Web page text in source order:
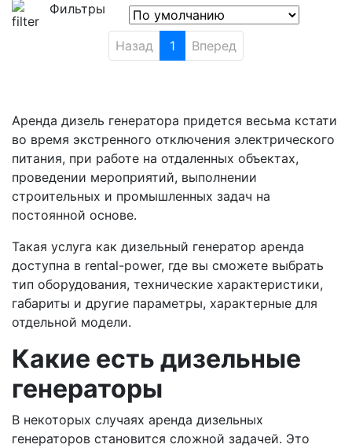
Фильтры
Назад 1 Вперед
Аренда дизель генератора придется весьма кстати
во время экстренного отключения электрического
питания, при работе на отдаленных объектах,
проведении мероприятий, выполнении
строительных и промышленных задач на
постоянной основе.
Такая услуга как дизельный генератор аренда
доступна в rental-power, где вы сможете выбрать
тип оборудования, технические характеристики,
габариты и другие параметры, характерные для
отдельной модели.
Какие есть дизельные
генераторы
В некоторых случаях аренда дизельных
генераторов становится сложной задачей. Это